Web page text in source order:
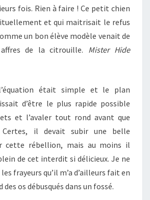
fois. Rien à faire ! Ce petit chien
et qui maitrisait le refus
un bon élève modèle venait de
de la citrouille. Mister Hide
était simple et le plan
d’être le plus rapide possible
et l’avaler tout rond avant que
Certes, il devait subir une belle
cette rébellion, mais au moins il
de cet interdit si délicieux. Je ne
frayeurs qu’il m’a d’ailleurs fait en
os débusqués dans un fossé.